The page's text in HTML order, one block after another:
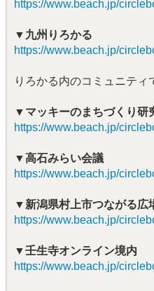
https://www.beach.jp/
▼九州りろかる
https://www.beach.jp/
りろかる内のコミュニティ
▼マッキーのまちづくり研
https://www.beach.jp/
▼高石みらい会議
https://www.beach.jp/
▼新潟県村上市つながる広
https://www.beach.jp/
▼壬生寺オンライン境内
https://www.beach.jp/